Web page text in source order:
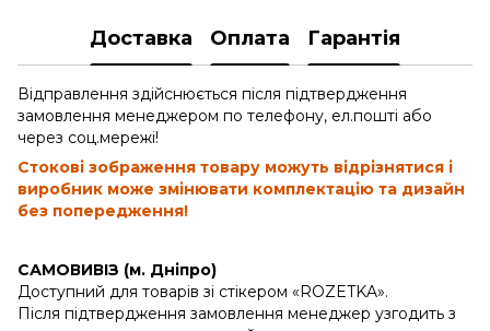
Доставка Оплата Гарантія
Відправлення здійснюється після підтвердження
замовлення менеджером по телефону, ел.пошті або
через соц.мережі!
Стокові зображення товару можуть відрізнятися і
виробник може змінювати комплектацію та дизайн
без попередження!
САМОВИВІЗ (м. Дніпро)
Доступний для товарів зі стікером «ROZETKA».
Після підтвердження замовлення менеджер узгодить з